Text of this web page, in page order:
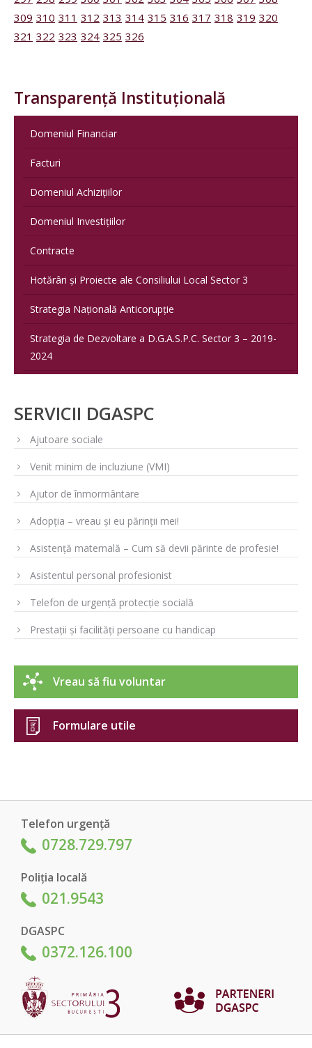
309 310 311 312 313 314 315 316 317 318 319 320
321 322 323 324 325 326
Transparență Instituțională
Domeniul Financiar
Facturi
Domeniul Achizițiilor
Domeniul Investițiilor
Contracte
Hotărâri și Proiecte ale Consiliului Local Sector 3
Strategia Națională Anticorupție
Strategia de Dezvoltare a D.G.A.S.P.C. Sector 3 – 2019-
2024
SERVICII DGASPC
Ajutoare sociale
Venit minim de incluziune (VMI)
Ajutor de înmormântare
Adopția – vreau și eu părinții mei!
Asistență maternală – Cum să devii părinte de profesie!
Asistentul personal profesionist
Telefon de urgență protecție socială
Prestații și facilități persoane cu handicap
Vreau să fiu voluntar
Formulare utile
Telefon urgență
0728.729.797
Poliția locală
021.9543
DGASPC
0372.126.100